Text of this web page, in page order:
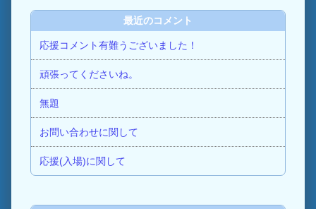
最近のコメント
応援コメント有難うございました！
頑張ってくださいね。
無題
お問い合わせに関して
応援(入場)に関して